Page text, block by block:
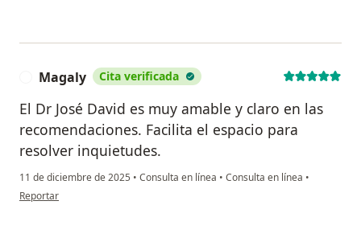
Magaly Cita verificada
El Dr José David es muy amable y claro en las
recomendaciones. Facilita el espacio para
resolver inquietudes.
11 de diciembre de 2025 • Consulta en línea • Consulta en línea •
en opinión del usuario Magaly
Reportar